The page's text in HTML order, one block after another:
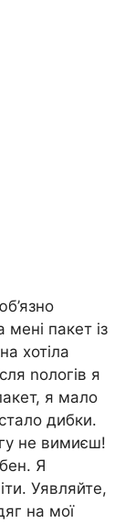
пакет із
хотіла
nологів я
я мало
дибки.
не вимиєш!
Я
Уявляйте,
на мої